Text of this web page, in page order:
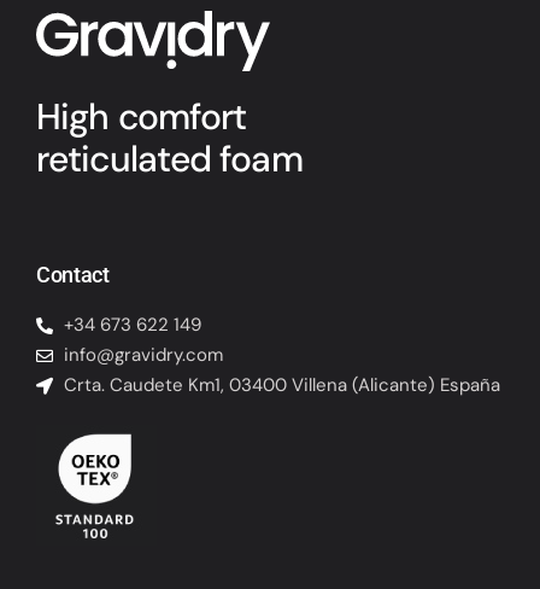
High comfort
reticulated foam
Contact
+34 673 622 149
info@gravidry.com
Crta. Caudete Km1, 03400 Villena (Alicante) España